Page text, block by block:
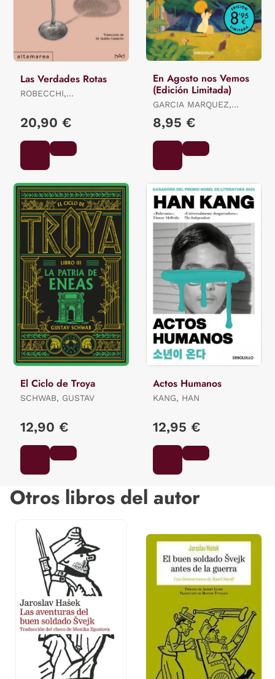
Las Verdades Rotas
ROBECCHI,
20,90 €
En Agosto nos Vemos
(Edición Limitada)
GARCIA MARQUEZ,
GABRIEL
8,95 €
El Ciclo de Troya
SCHWAB, GUSTAV
12,90 €
Actos Humanos
KANG, HAN
12,95 €
Otros libros del autor